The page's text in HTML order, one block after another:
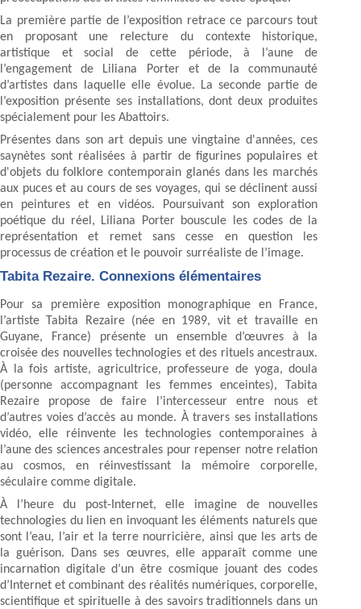
La première partie de l’exposition retrace ce parcours tout
en proposant une relecture du contexte historique,
artistique et social de cette période, à l’aune de
l’engagement de Liliana Porter et de la communauté
d’artistes dans laquelle elle évolue. La seconde partie de
l’exposition présente ses installations, dont deux produites
spécialement pour les Abattoirs.
Présentes dans son art depuis une vingtaine d'années, ces
saynètes sont réalisées à partir de figurines populaires et
d'objets du folklore contemporain glanés dans les marchés
aux puces et au cours de ses voyages, qui se déclinent aussi
en peintures et en vidéos. Poursuivant son exploration
poétique du réel, Liliana Porter bouscule les codes de la
représentation et remet sans cesse en question les
processus de création et le pouvoir surréaliste de l’image.
Tabita Rezaire. Connexions élémentaires
Pour sa première exposition monographique en France,
l’artiste Tabita Rezaire (née en 1989, vit et travaille en
Guyane, France) présente un ensemble d’œuvres à la
croisée des nouvelles technologies et des rituels ancestraux.
À la fois artiste, agricultrice, professeure de yoga, doula
(personne accompagnant les femmes enceintes), Tabita
Rezaire propose de faire l’intercesseur entre nous et
d’autres voies d’accès au monde. À travers ses installations
vidéo, elle réinvente les technologies contemporaines à
l’aune des sciences ancestrales pour repenser notre relation
au cosmos, en réinvestissant la mémoire corporelle,
séculaire comme digitale.
À l’heure du post-Internet, elle imagine de nouvelles
technologies du lien en invoquant les éléments naturels que
sont l’eau, l’air et la terre nourricière, ainsi que les arts de
la guérison. Dans ses œuvres, elle apparaît comme une
incarnation digitale d’un être cosmique jouant des codes
d’Internet et combinant des réalités numériques, corporelle,
scientifique et spirituelle à des savoirs traditionnels dans un